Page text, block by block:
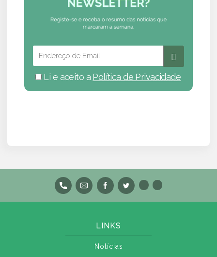
Li e aceito a Política de Privacidade
LINKS
Notícias